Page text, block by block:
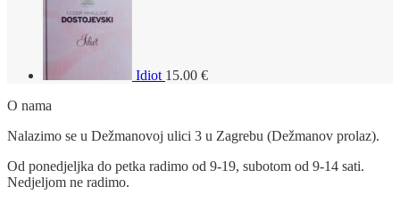
Idiot 15.00 €
O nama
Nalazimo se u Dežmanovoj ulici 3 u Zagrebu (Dežmanov prolaz).
Od ponedjeljka do petka radimo od 9-19, subotom od 9-14 sati.
Nedjeljom ne radimo.